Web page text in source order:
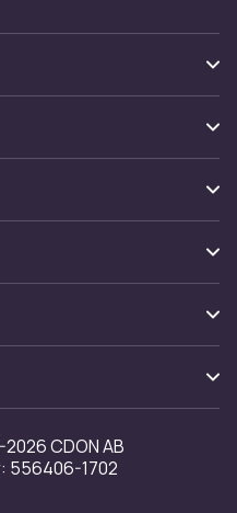
CDON AB
556406-1702